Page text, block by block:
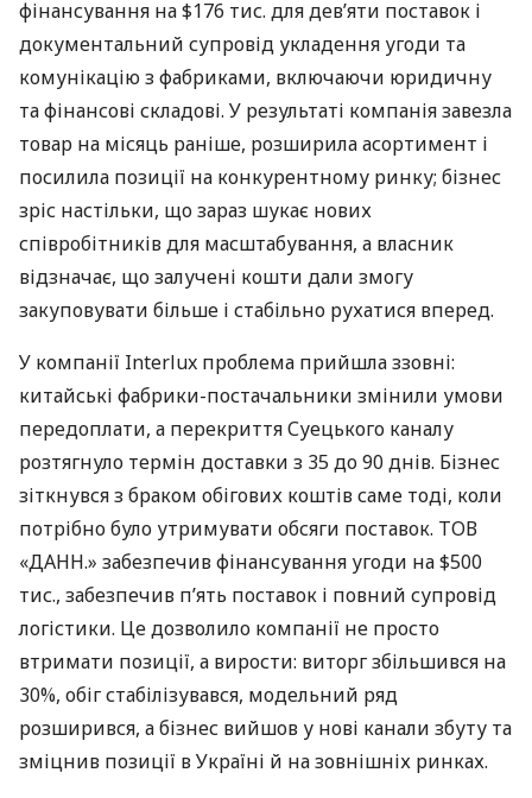
фінансування на $176 тис. для дев’яти поставок і
документальний супровід укладення угоди та
комунікацію з фабриками, включаючи юридичну
та фінансові складові. У результаті компанія завезла
товар на місяць раніше, розширила асортимент і
посилила позиції на конкурентному ринку; бізнес
зріс настільки, що зараз шукає нових
співробітників для масштабування, а власник
відзначає, що залучені кошти дали змогу
закуповувати більше і стабільно рухатися вперед.
У компанії Interlux проблема прийшла ззовні:
китайські фабрики-постачальники змінили умови
передоплати, а перекриття Суецького каналу
розтягнуло термін доставки з 35 до 90 днів. Бізнес
зіткнувся з браком обігових коштів саме тоді, коли
потрібно було утримувати обсяги поставок. ТОВ
«ДАНН.» забезпечив фінансування угоди на $500
тис., забезпечив п’ять поставок і повний супровід
логістики. Це дозволило компанії не просто
втримати позиції, а вирости: виторг збільшився на
30%, обіг стабілізувався, модельний ряд
розширився, а бізнес вийшов у нові канали збуту та
зміцнив позиції в Україні й на зовнішніх ринках.